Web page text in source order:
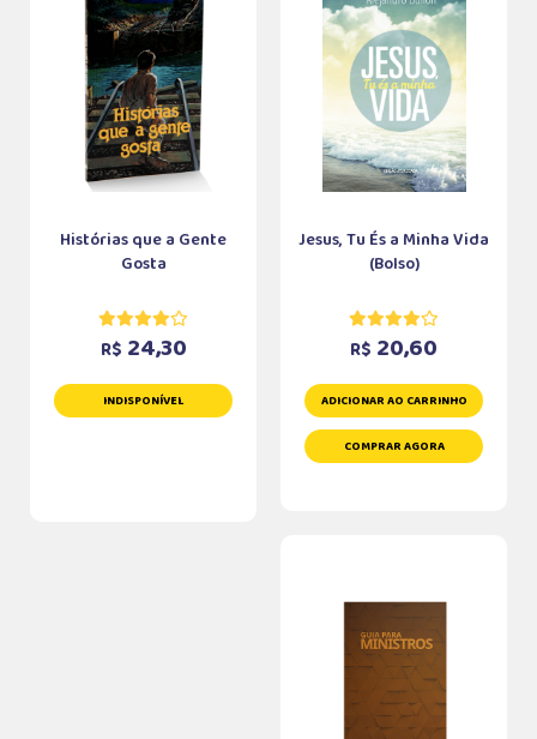
Histórias que a Gente
Gosta
R$ 24,30
INDISPONÍVEL
Jesus, Tu És a Minha Vida
(Bolso)
R$ 20,60
ADICIONAR AO CARRINHO
COMPRAR AGORA